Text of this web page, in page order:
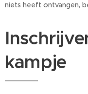
niets heeft ontvangen,
kampje